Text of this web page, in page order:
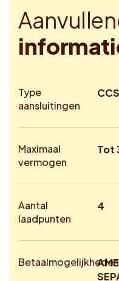
Aanvullen
informati
Type
aansluitingen
Maximaal
vermogen
Tot
Aantal
laadpunten
4
Betaalmogelijkheden